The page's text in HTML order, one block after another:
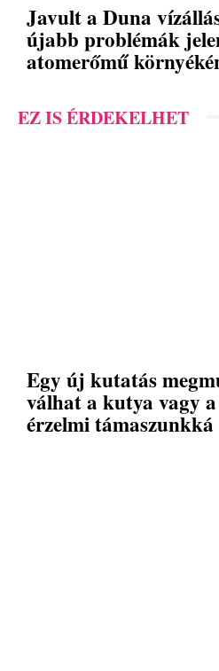
Javult a Duna
újabb problémák
atomerőmű
EZ IS ÉRDEKELHET
Egy új kutatás
válhat a kutya vagy
érzelmi támaszunkká